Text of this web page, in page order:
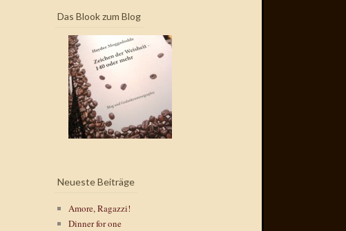
Das Blook zum Blog
Neueste Beiträge
Amore, Ragazzi!
Dinner for one